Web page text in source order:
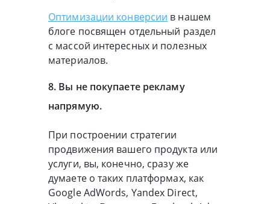
Оптимизации конверсии в нашем
блоге посвящен отдельный раздел
с массой интересных и полезных
материалов.
8. Вы не покупаете рекламу
напрямую.
При построении стратегии
продвижения вашего продукта или
услуги, вы, конечно, сразу же
думаете о таких платформах, как
Google AdWords, Yandex Direct,